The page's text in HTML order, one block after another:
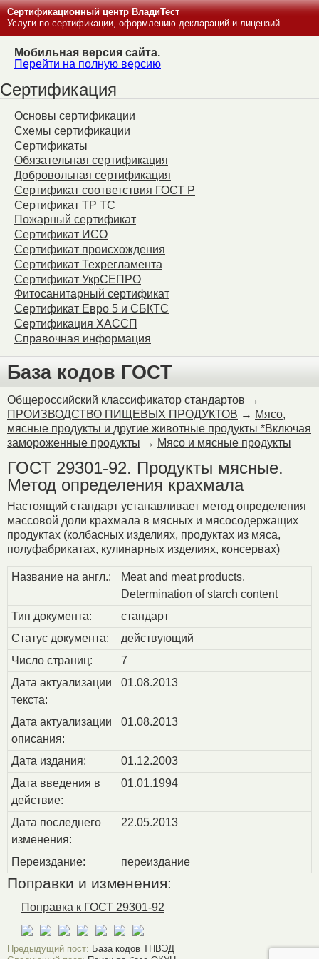
Сертификационный центр ВладиТест
Услуги по сертификации, оформлению деклараций и лицензий
Мобильная версия сайта.
Перейти на полную версию
Сертификация
Основы сертификации
Схемы сертификации
Сертификаты
Обязательная сертификация
Добровольная сертификация
Сертификат соответствия ГОСТ Р
Сертификат ТР ТС
Пожарный сертификат
Сертификат ИСО
Сертификат происхождения
Сертификат Техрегламента
Сертификат УкрСЕПРО
Фитосанитарный сертификат
Сертификат Евро 5 и СБКТС
Сертификация ХАССП
Справочная информация
База кодов ГОСТ
Общероссийский классификатор стандартов →
ПРОИЗВОДСТВО ПИЩЕВЫХ ПРОДУКТОВ → Мясо,
мясные продукты и другие животные продукты *Включая
замороженные продукты → Мясо и мясные продукты
ГОСТ 29301-92. Продукты мясные.
Метод определения крахмала
Настоящий стандарт устанавливает метод определения
массовой доли крахмала в мясных и мясосодержащих
продуктах (колбасных изделиях, продуктах из мяса,
полуфабрикатах, кулинарных изделиях, консервах)
Название на англ.:
Meat and meat products.
Determination of starch content
Тип документа:
стандарт
Статус документа:
действующий
Число страниц:
7
Дата актуализации
текста:
01.08.2013
Дата актуализации
описания:
01.08.2013
Дата издания:
01.12.2003
Дата введения в
действие:
01.01.1994
Дата последнего
изменения:
22.05.2013
Переиздание: переиздание
Поправки и изменения:
Поправка к ГОСТ 29301-92
Предыдущий пост: База кодов ТНВЭД